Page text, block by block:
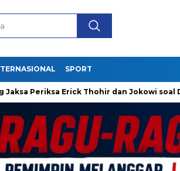
SPORT
Erick Thohir dan Jokowi soal Dugaan